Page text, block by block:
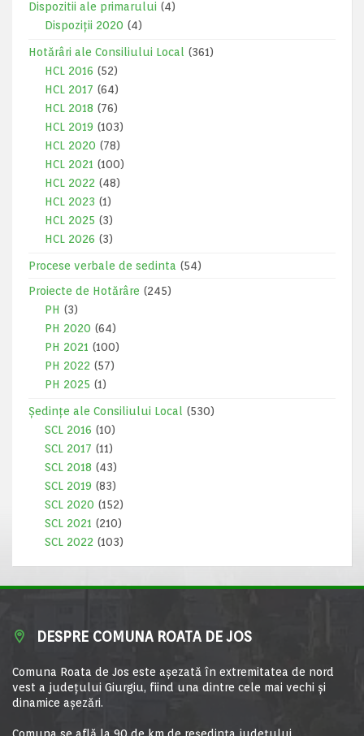
Dispozitii ale primarului (4)
Dispoziții 2020 (4)
Hotărâri ale Consiliului Local
(361)
HCL 2016 (52)
HCL 2017 (64)
HCL 2018 (76)
HCL 2019 (103)
HCL 2020 (78)
HCL 2021 (100)
HCL 2022 (48)
HCL 2023 (1)
HCL 2025 (3)
HCL 2026 (3)
Procese verbale de sedinta (54)
Proiecte de Hotărâre (245)
PH (3)
PH 2020 (64)
PH 2021 (100)
PH 2022 (57)
PH 2025 (1)
Ședințe ale Consiliului Local
(530)
SCL 2016 (10)
SCL 2017 (11)
SCL 2018 (43)
SCL 2019 (83)
SCL 2020 (152)
SCL 2021 (210)
SCL 2022 (103)
DESPRE COMUNA ROATA DE JOS
Comuna Roata de Jos este aşezată în extremitatea de nord
vest a judeţului Giurgiu, fiind una dintre cele mai vechi şi
dinamice aşezări.